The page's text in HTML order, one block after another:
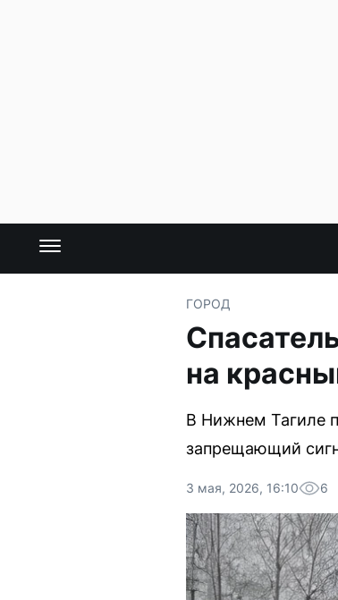
ГОРОД
на
В Нижнем Тагиле
запрещающий
3 мая, 2026, 16:10 6